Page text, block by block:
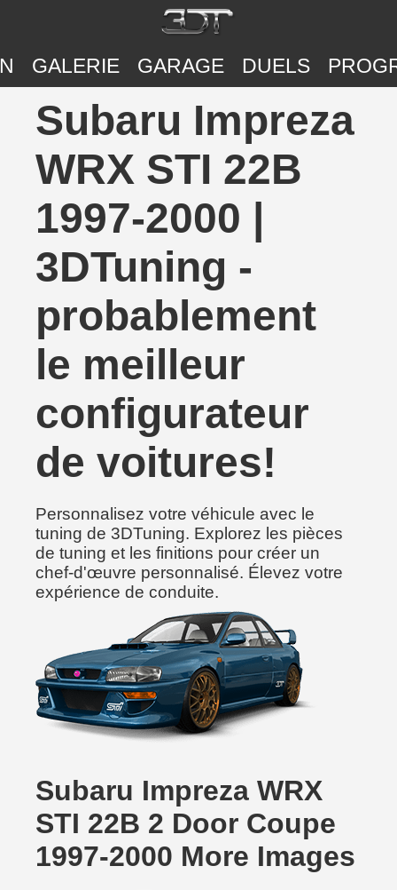
GALERIE GARAGE DUELS
Subaru Impreza
WRX STI 22B
1997-2000 |
3DTuning -
probablement
le meilleur
configurateur
de voitures!
Personnalisez votre véhicule avec le
tuning de 3DTuning. Explorez les pièces
de tuning et les finitions pour créer un
chef-d'œuvre personnalisé. Élevez votre
expérience de conduite.
Subaru Impreza WRX
STI 22B 2 Door Coupe
1997-2000 More Images